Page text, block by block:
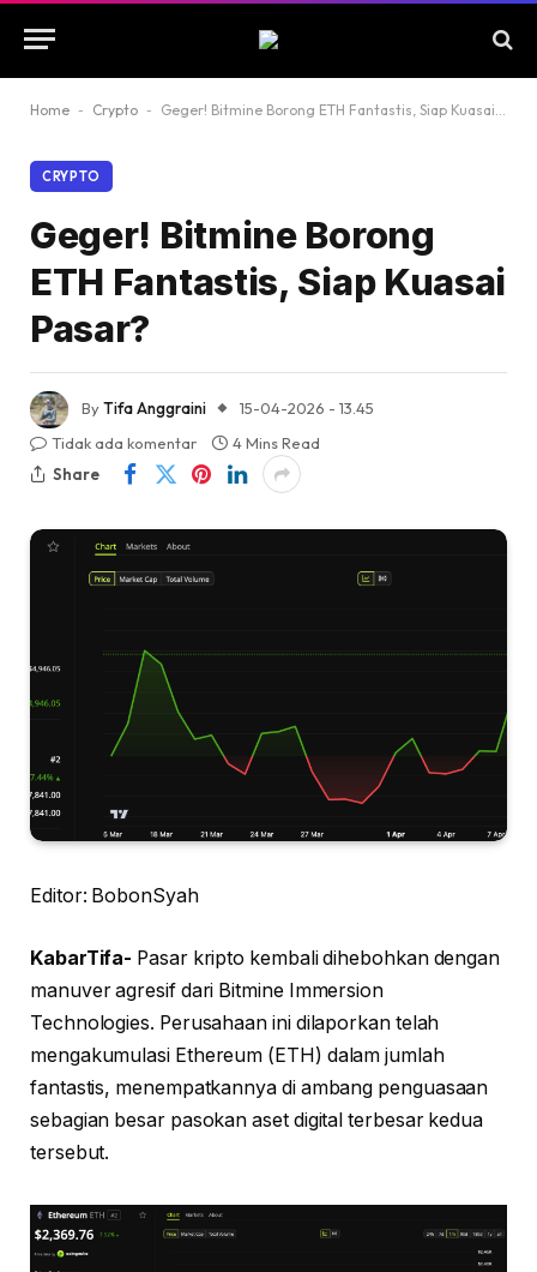
Home - Crypto - Geger! Bitmine Borong ETH Fantastis, Siap Kuasai Pasar?
CRYPTO
Geger! Bitmine Borong
ETH Fantastis, Siap Kuasai
Pasar?
ByTifa Anggraini
15-04-2026 - 13.45
Tidak ada komentar
4 Mins Read
Share
Editor: BobonSyah
KabarTifa- Pasar kripto kembali dihebohkan dengan
manuver agresif dari Bitmine Immersion
Technologies. Perusahaan ini dilaporkan telah
mengakumulasi Ethereum (ETH) dalam jumlah
fantastis, menempatkannya di ambang penguasaan
sebagian besar pasokan aset digital terbesar kedua
tersebut.